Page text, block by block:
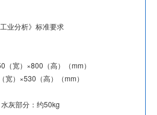
业分析》标准要求
宽）×800（高）（mm）
）×530（高）（mm）
灰部分：约50kg